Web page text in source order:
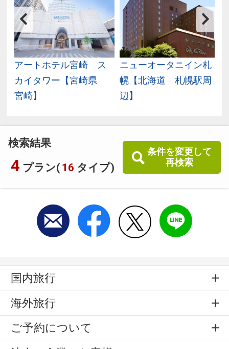
検索結果
4 プラン( 16 タイプ)
条件を変更して
再検索
アートホテル宮崎 ス
カイタワー【宮崎県
宮崎】
ニューオータニイン札
幌【北海道 札幌駅周
辺】
国内旅行
海外旅行
ご予約について